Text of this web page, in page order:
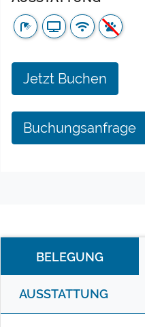
Jetzt Buchen
Buchungsanfrage
BELEGUNG
AUSSTATTUNG